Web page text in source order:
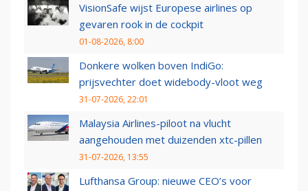
VisionSafe wijst Europese airlines op
gevaren rook in de cockpit
01-08-2026, 8:00
Donkere wolken boven IndiGo:
prijsvechter doet widebody-vloot weg
31-07-2026, 22:01
Malaysia Airlines-piloot na vlucht
aangehouden met duizenden xtc-pillen
31-07-2026, 13:55
Lufthansa Group: nieuwe CEO’s voor